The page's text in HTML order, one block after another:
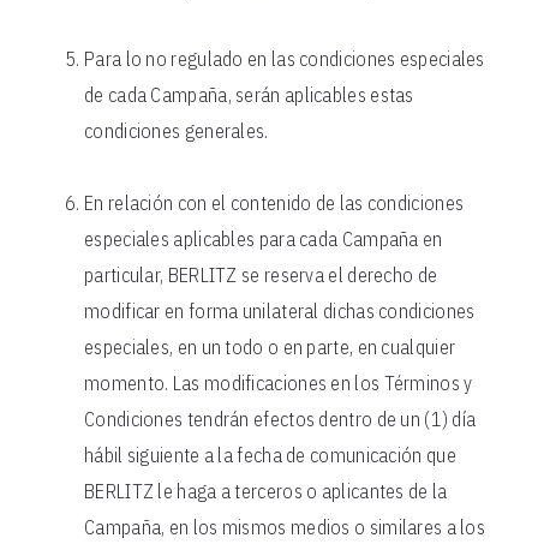
Para lo no regulado en las condiciones especiales
de cada Campaña, serán aplicables estas
condiciones generales.
En relación con el contenido de las condiciones
especiales aplicables para cada Campaña en
particular, BERLITZ se reserva el derecho de
modificar en forma unilateral dichas condiciones
especiales, en un todo o en parte, en cualquier
momento. Las modificaciones en los Términos y
Condiciones tendrán efectos dentro de un (1) día
hábil siguiente a la fecha de comunicación que
BERLITZ le haga a terceros o aplicantes de la
Campaña, en los mismos medios o similares a los